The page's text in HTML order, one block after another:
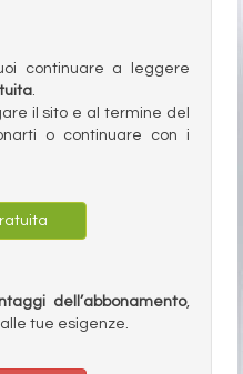
continuare a leggere
.
il sito e al termine del
o continuare con i
dell’abbonamento,
tue esigenze.